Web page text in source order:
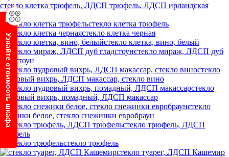
стекло клетка трюфель, ЛДСП трюфель, ЛДСП ирландская
береза
стекло клетка трюфель
стекло клетка черная
стекло клетка, вино, белый
стекло мираж, ЛДСП дуб
гладстоун
стекло
пудровый вихрь, ЛДСП макассар, стекло вино
стекло
пудровый вихрь, помадный, ЛДСП макассар
стекло
снежики белое, стекло снежинки евробраун
стекло трюфель, ЛДСП
трюфель
стекло трюфель
стекло туарег, ЛДСП Кашемир
Узнайте стоимость шкафа